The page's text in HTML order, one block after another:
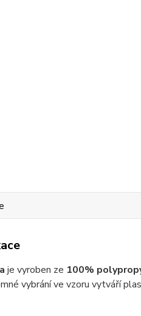
je vyroben ze 100%
vybrání ve vzoru vytváří